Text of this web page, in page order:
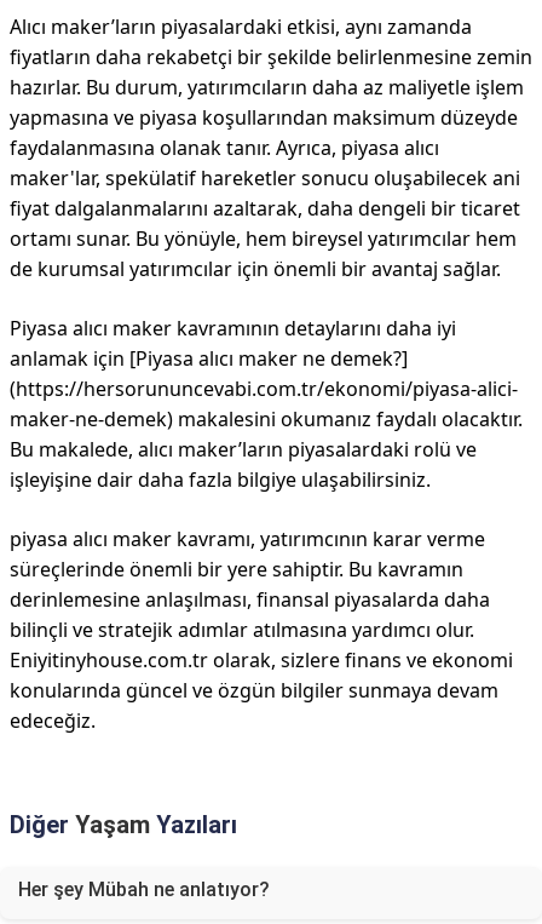
Alıcı maker’ların piyasalardaki etkisi, aynı zamanda
fiyatların daha rekabetçi bir şekilde belirlenmesine zemin
hazırlar. Bu durum, yatırımcıların daha az maliyetle işlem
yapmasına ve piyasa koşullarından maksimum düzeyde
faydalanmasına olanak tanır. Ayrıca, piyasa alıcı
maker'lar, spekülatif hareketler sonucu oluşabilecek ani
fiyat dalgalanmalarını azaltarak, daha dengeli bir ticaret
ortamı sunar. Bu yönüyle, hem bireysel yatırımcılar hem
de kurumsal yatırımcılar için önemli bir avantaj sağlar.
Piyasa alıcı maker kavramının detaylarını daha iyi
anlamak için [Piyasa alıcı maker ne demek?]
(https://hersorununcevabi.com.tr/ekonomi/piyasa-alici-
maker-ne-demek) makalesini okumanız faydalı olacaktır.
Bu makalede, alıcı maker’ların piyasalardaki rolü ve
işleyişine dair daha fazla bilgiye ulaşabilirsiniz.
piyasa alıcı maker kavramı, yatırımcının karar verme
süreçlerinde önemli bir yere sahiptir. Bu kavramın
derinlemesine anlaşılması, finansal piyasalarda daha
bilinçli ve stratejik adımlar atılmasına yardımcı olur.
Eniyitinyhouse.com.tr olarak, sizlere finans ve ekonomi
konularında güncel ve özgün bilgiler sunmaya devam
edeceğiz.
Diğer Yaşam Yazıları
Her şey Mübah ne anlatıyor?